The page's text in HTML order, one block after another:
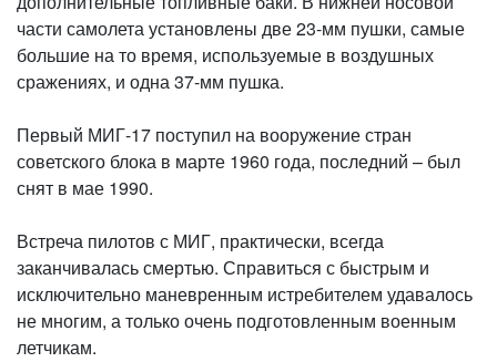
части самолета установлены две 23-мм пушки, самые
большие на то время, используемые в воздушных
сражениях, и одна 37-мм пушка.
Первый МИГ-17 поступил на вооружение стран
советского блока в марте 1960 года, последний – был
снят в мае 1990.
Встреча пилотов с МИГ, практически, всегда
заканчивалась смертью. Справиться с быстрым и
исключительно маневренным истребителем удавалось
не многим, а только очень подготовленным военным
летчикам.